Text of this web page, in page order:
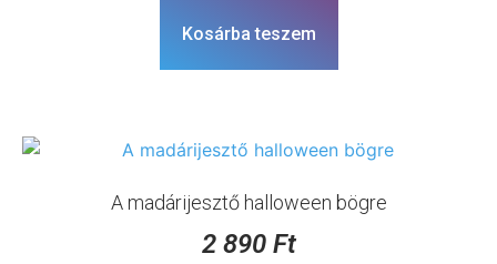
Kosárba teszem
A madárijesztő halloween bögre
2 890 Ft